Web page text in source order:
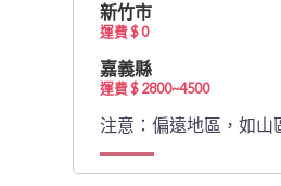
新竹市
運費 $ 0
嘉義縣
運費 $ 2800~4500
注意：偏遠地區，如山